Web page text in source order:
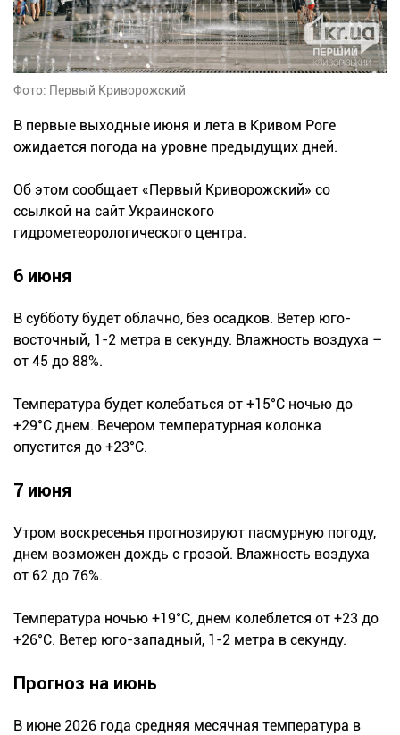
Фото: Первый Криворожский
В первые выходные июня и лета в Кривом Роге
ожидается погода на уровне предыдущих дней.
Об этом сообщает «Первый Криворожский» со
ссылкой на сайт Украинского
гидрометеорологического центра.
6 июня
В субботу будет облачно, без осадков. Ветер юго-
восточный, 1-2 метра в секунду. Влажность воздуха –
от 45 до 88%.
Температура будет колебаться от +15°С ночью до
+29°С днем. Вечером температурная колонка
опустится до +23°С.
7 июня
Утром воскресенья прогнозируют пасмурную погоду,
днем возможен дождь с грозой. Влажность воздуха
от 62 до 76%.
Температура ночью +19°С, днем колеблется от +23 до
+26°С. Ветер юго-западный, 1-2 метра в секунду.
Прогноз на июнь
В июне 2026 года средняя месячная температура в